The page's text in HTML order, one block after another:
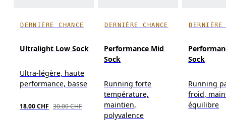
DERNIÈRE CHANCE
Ultralight Low Sock
Ultra-légère, haute
performance, basse
18.00 CHF 30.00 CHF
DERNIÈRE CHANCE
Performance Mid
Sock
Running forte
température,
maintien,
polyvalence
DERNIÈRE
Sock
Running
froid,
équilibre